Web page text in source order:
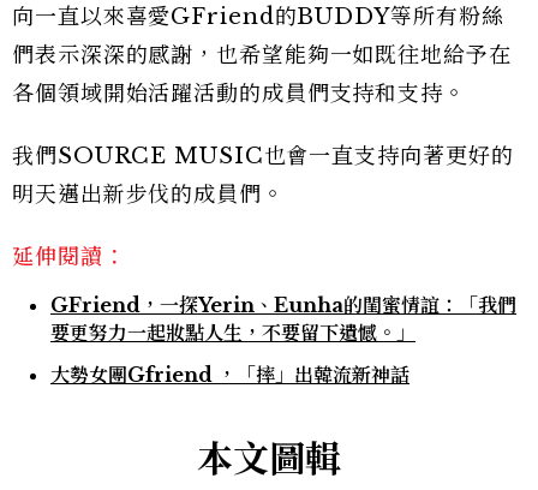
向一直以來喜愛GFriend的BUDDY等所有粉絲
們表示深深的感謝，也希望能夠一如既往地給予在
各個領域開始活躍活動的成員們支持和支持。
我們SOURCE MUSIC也會一直支持向著更好的
明天邁出新步伐的成員們。
延伸閱讀：
GFriend，一探Yerin、Eunha的閨蜜情誼：「我們
要更努力一起妝點人生，不要留下遺憾。」
大勢女團Gfriend ，「摔」出韓流新神話
本文圖輯